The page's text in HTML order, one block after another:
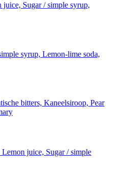
juice, Sugar / simple syrup,
syrup, Lemon-lime soda,
bitters, Kaneelsiroop, Pear
juice, Sugar / simple